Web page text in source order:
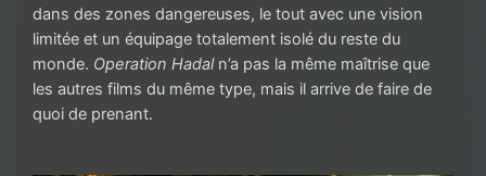
dans des zones dangereuses, le tout avec une vision
limitée et un équipage totalement isolé du reste du
monde. Operation Hadaln’a pas la même maîtrise que
les autres films du même type, mais il arrive de faire de
quoi de prenant.